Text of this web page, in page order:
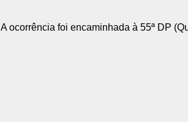
A ocorrência foi encaminhada à 55ª DP